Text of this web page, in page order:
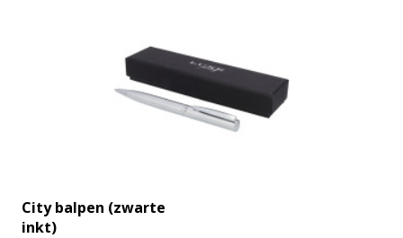
City balpen (zwarte
inkt)